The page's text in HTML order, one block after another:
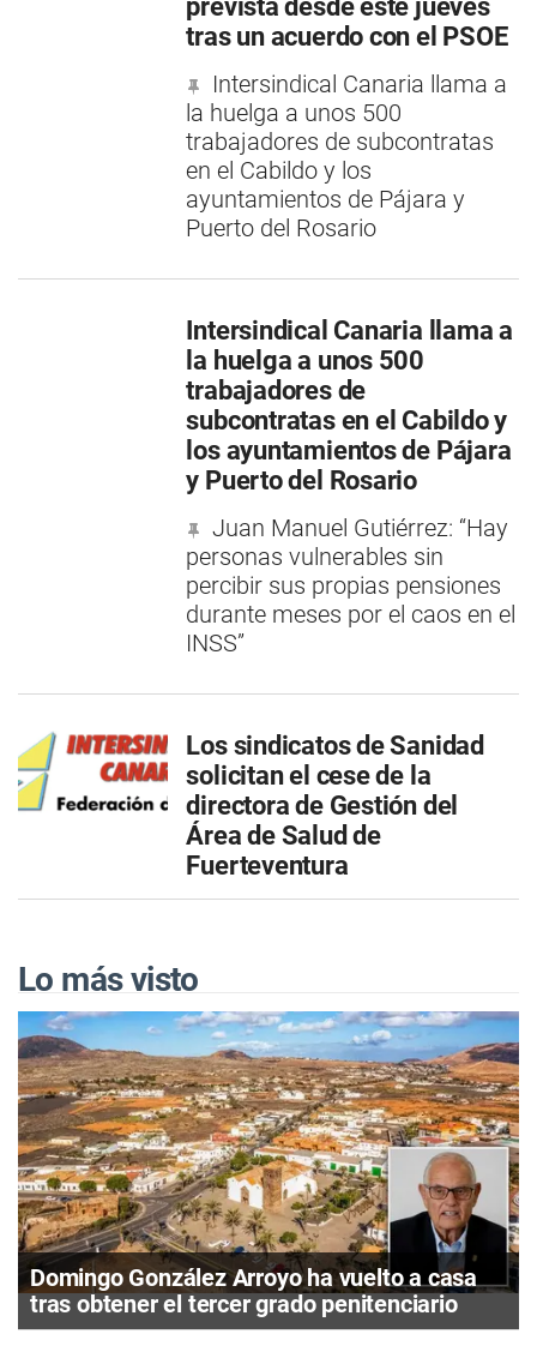
prevista desde este jueves
tras un acuerdo con el PSOE
Intersindical Canaria llama a
la huelga a unos 500
trabajadores de subcontratas
en el Cabildo y los
ayuntamientos de Pájara y
Puerto del Rosario
Intersindical Canaria llama a
la huelga a unos 500
trabajadores de
subcontratas en el Cabildo y
los ayuntamientos de Pájara
y Puerto del Rosario
Juan Manuel Gutiérrez: “Hay
personas vulnerables sin
percibir sus propias pensiones
durante meses por el caos en el
INSS”
Los sindicatos de Sanidad
solicitan el cese de la
directora de Gestión del
Área de Salud de
Fuerteventura
Lo más visto
Domingo González Arroyo ha vuelto a casa
tras obtener el tercer grado penitenciario